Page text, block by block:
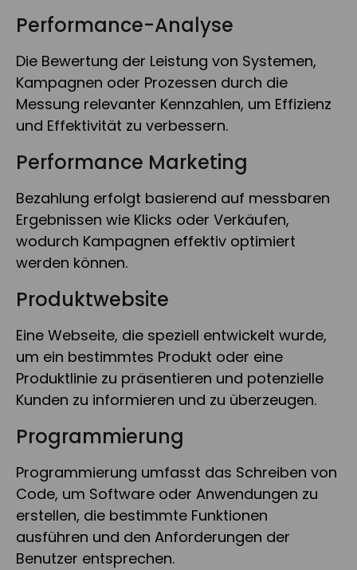
Performance-Analyse
Die Bewertung der Leistung von Systemen,
Kampagnen oder Prozessen durch die
Messung relevanter Kennzahlen, um Effizienz
und Effektivität zu verbessern.
Performance Marketing
Bezahlung erfolgt basierend auf messbaren
Ergebnissen wie Klicks oder Verkäufen,
wodurch Kampagnen effektiv optimiert
werden können.
Produktwebsite
Eine Webseite, die speziell entwickelt wurde,
um ein bestimmtes Produkt oder eine
Produktlinie zu präsentieren und potenzielle
Kunden zu informieren und zu überzeugen.
Programmierung
Programmierung umfasst das Schreiben von
Code, um Software oder Anwendungen zu
erstellen, die bestimmte Funktionen
ausführen und den Anforderungen der
Benutzer entsprechen.